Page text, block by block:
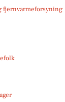
fjernvarmeforsyning